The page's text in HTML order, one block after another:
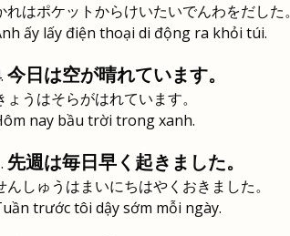
れはポケットからけいたいでんわをだした。
ấy lấy điện thoại di động ra khỏi túi.
今日は空が晴れています。
ょうはそらがはれています。
nay bầu trời trong xanh.
先週は毎日早く起きました。
んしゅうはまいにちはやくおきました。
trước tôi dậy sớm mỗi ngày.